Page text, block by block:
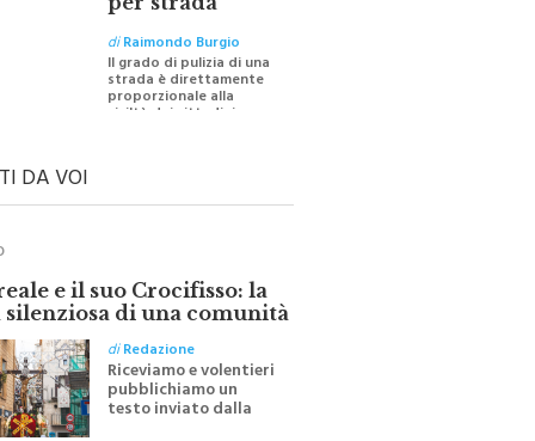
per strada
diRaimondo Burgio
Il grado di pulizia di una
strada è direttamente
proporzionale alla
DA VOI
e il suo Crocifisso: la
silenziosa di una comunità
diRedazione
Riceviamo e volentieri
pubblichiamo un
testo inviato dalla